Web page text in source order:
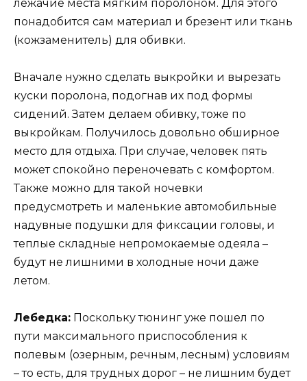
лежачие места мягким поролоном. Для этого
понадобится сам материал и брезент или ткань
(кожзаменитель) для обивки.
Вначале нужно сделать выкройки и вырезать
куски поролона, подогнав их под формы
сидений. Затем делаем обивку, тоже по
выкройкам. Получилось довольно обширное
место для отдыха. При случае, человек пять
может спокойно переночевать с комфортом.
Также можно для такой ночевки
предусмотреть и маленькие автомобильные
надувные подушки для фиксации головы, и
теплые складные непромокаемые одеяла –
будут не лишними в холодные ночи даже
летом.
Лебедка: Поскольку тюнинг уже пошел по
пути максимального приспособления к
полевым (озерным, речным, лесным) условиям
– то есть, для трудных дорог – не лишним будет